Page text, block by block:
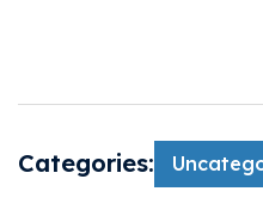
Categories: